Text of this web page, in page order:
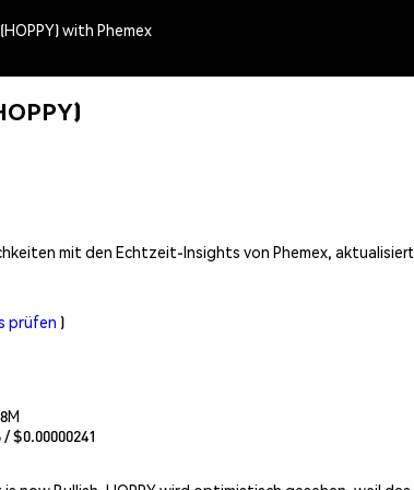
with Phemex
mit den Echtzeit-Insights von Phemex, aktualisiert
prüfen )
/ $0.00000241